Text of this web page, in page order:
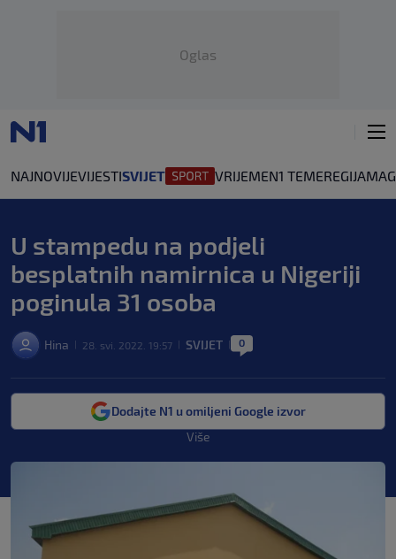
Oglas
NAJNOVIJEVIJESTISVIJET VRIJEMEN1 TEMEREGIJA
U stampedu na podjeli
besplatnih namirnica u Nigeriji
poginula 31 osoba
Hina 28. svi. 2022. 19:57 SVIJET 0
Dodajte N1 u omiljeni Google izvor
Više